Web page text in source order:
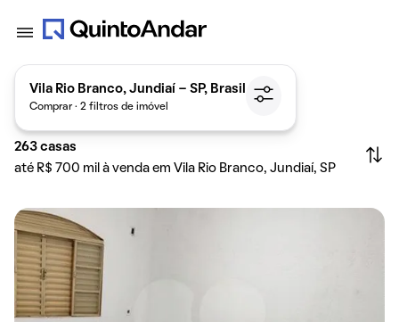
Vila Rio Branco, Jundiaí - SP, Brasil
Comprar · 2 filtros de imóvel
263 casas
até R$ 700 mil à venda em Vila Rio Branco, Jundiaí, SP